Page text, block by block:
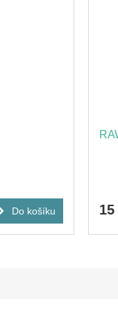
Do košíku